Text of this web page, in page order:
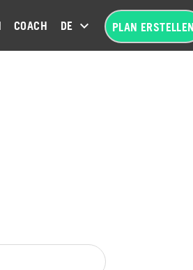
COACH DEUTSCH (DE)PLAN ERSTELLEN